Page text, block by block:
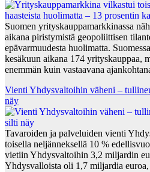
Suomen yrityskauppamarkkinassa
aikana piristymistä geopoliittisen
epävarmuudesta huolimatta.
kesäkuun aikana 174 yrityskauppaa,
enemmän kuin vastaavana
Vienti Yhdysvaltoihin väheni –
näy
Tavaroiden ja palveluiden vienti
toisella neljänneksellä 10 %
vietiin Yhdysvaltoihin 3,2 miljardin
Yhdysvalloista oli 1,7 miljardia euroa,